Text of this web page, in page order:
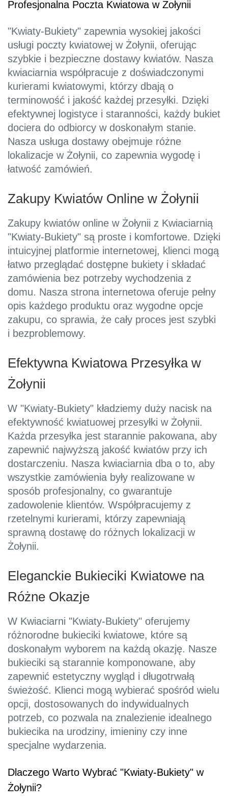
Profesjonalna Poczta Kwiatowa w Żołynii
"Kwiaty-Bukiety" zapewnia wysokiej jakości
usługi poczty kwiatowej w Żołynii, oferując
szybkie i bezpieczne dostawy kwiatów. Nasza
kwiaciarnia współpracuje z doświadczonymi
kurierami kwiatowymi, którzy dbają o
terminowość i jakość każdej przesyłki. Dzięki
efektywnej logistyce i staranności, każdy bukiet
dociera do odbiorcy w doskonałym stanie.
Nasza usługa dostawy obejmuje różne
lokalizacje w Żołynii, co zapewnia wygodę i
łatwość zamówień.
Zakupy Kwiatów Online w Żołynii
Zakupy kwiatów online w Żołynii z Kwiaciarnią
"Kwiaty-Bukiety" są proste i komfortowe. Dzięki
intuicyjnej platformie internetowej, klienci mogą
łatwo przeglądać dostępne bukiety i składać
zamówienia bez potrzeby wychodzenia z
domu. Nasza strona internetowa oferuje pełny
opis każdego produktu oraz wygodne opcje
zakupu, co sprawia, że cały proces jest szybki
i bezproblemowy.
Efektywna Kwiatowa Przesyłka w
Żołynii
W "Kwiaty-Bukiety" kładziemy duży nacisk na
efektywność kwiatuowej przesyłki w Żołynii.
Każda przesyłka jest starannie pakowana, aby
zapewnić najwyższą jakość kwiatów przy ich
dostarczeniu. Nasza kwiaciarnia dba o to, aby
wszystkie zamówienia były realizowane w
sposób profesjonalny, co gwarantuje
zadowolenie klientów. Współpracujemy z
rzetelnymi kurierami, którzy zapewniają
sprawną dostawę do różnych lokalizacji w
Żołynii.
Eleganckie Bukieciki Kwiatowe na
Różne Okazje
W Kwiaciarni "Kwiaty-Bukiety" oferujemy
różnorodne bukieciki kwiatowe, które są
doskonałym wyborem na każdą okazję. Nasze
bukieciki są starannie komponowane, aby
zapewnić estetyczny wygląd i długotrwałą
świeżość. Klienci mogą wybierać spośród wielu
opcji, dostosowanych do indywidualnych
potrzeb, co pozwala na znalezienie idealnego
bukiecika na urodziny, imieniny czy inne
specjalne wydarzenia.
Dlaczego Warto Wybrać "Kwiaty-Bukiety" w
Żołynii?